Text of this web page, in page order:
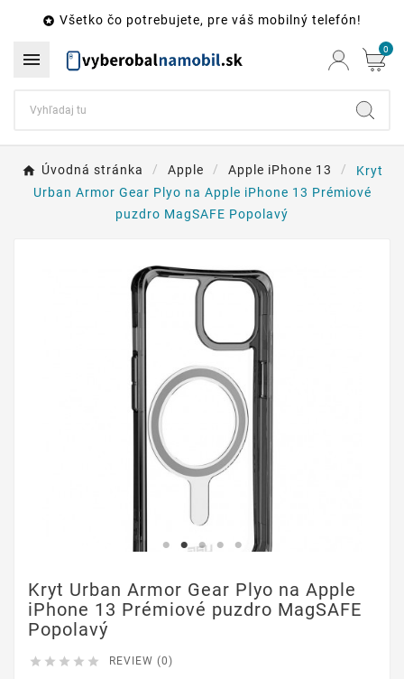
 Všetko čo potrebujete, pre váš mobilný telefón!
 0
Úvodná stránka Apple Apple iPhone 13
Kryt
Urban Armor Gear Plyo na Apple iPhone 13 Prémiové
puzdro MagSAFE Popolavý
Kryt Urban Armor Gear Plyo na Apple
iPhone 13 Prémiové puzdro MagSAFE
Popolavý
     REVIEW (0)